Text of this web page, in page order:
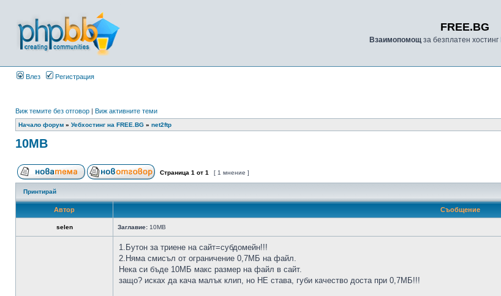
FREE.BG
Взаимопомощза безплатен хостинг
Влез Регистрация
Виж темите без отговор | Виж активните теми
Начало форум » Уебхостинг на FREE.BG » net2ftp
10MB
Страница 1 от 1 [ 1 мнение ]
Принтирай
Автор Съобщение
selen Заглавие: 10MB
1.Бутон за триене на сайт=субдомейн!!!
2.Няма смисъл от ограничение 0,7МБ на файл.
Нека си бъде 10МБ макс размер на файл в сайт.
защо? исках да кача малък клип, но НЕ става, губи качество доста при 0,7МБ!!!